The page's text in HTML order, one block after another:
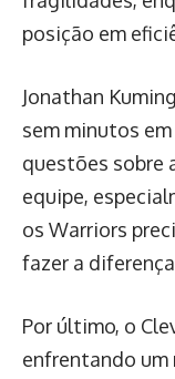
posição em
Jonathan
sem minutos
questões sobre
equipe,
os Warriors
fazer a
Por último, o
enfrentando